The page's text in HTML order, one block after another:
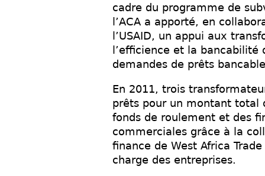
cadre du programme de
l’ACA a apporté, en
l’USAID, un appui aux
l’efficience et la
demandes de prêts
En 2011, trois
prêts pour un montant total
fonds de roulement et des
commerciales grâce à la
finance de West Africa
charge des entreprises.